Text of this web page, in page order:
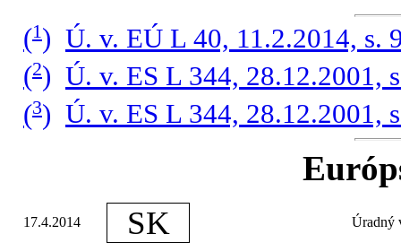
(1 ) Ú. v. EÚ L 40, 11.2.2014, s.
(2) Ú. v. ES L 344, 28.12.2001,
(3) Ú. v. ES L 344, 28.12.2001,
17.4.2014 SK Úradný